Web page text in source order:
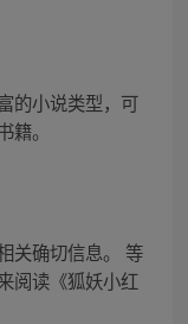
的小说类型，可
。
关确切信息。 等
阅读《狐妖小红